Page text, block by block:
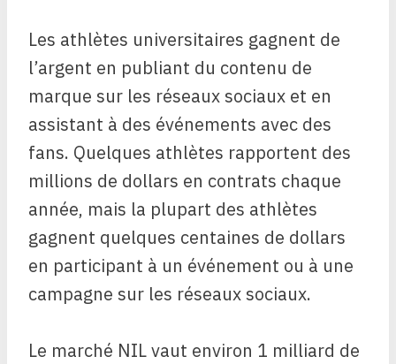
Les athlètes universitaires gagnent de
l’argent en publiant du contenu de
marque sur les réseaux sociaux et en
assistant à des événements avec des
fans. Quelques athlètes rapportent des
millions de dollars en contrats chaque
année, mais la plupart des athlètes
gagnent quelques centaines de dollars
en participant à un événement ou à une
campagne sur les réseaux sociaux.
Le marché NIL vaut environ 1 milliard de